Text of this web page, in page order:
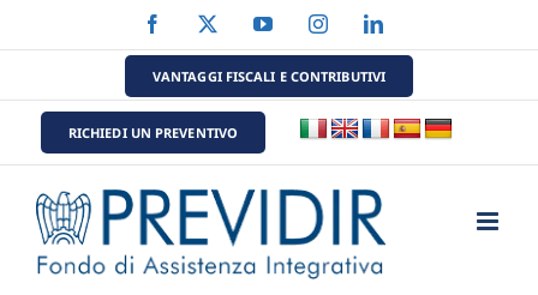
al
Facebook YouTubeInstagramLinkedIn
VANTAGGI FISCALI E CONTRIBUTIVI
RICHIEDI UN PREVENTIVO